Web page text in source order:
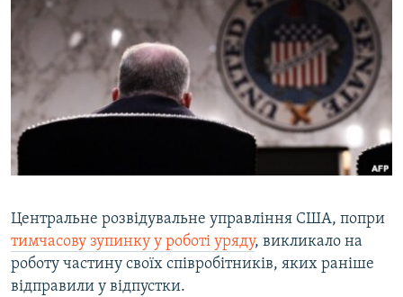
СВІТ
ПРИАЗОВ’Я
КИТАЙ.ВИКЛИКИ
МУЛЬТИМЕДІА
ФОТО
СПЕЦПРОЄКТИ
ПОДКАСТИ
КРИМ РЕАЛІЇ
РУС
УКР
Центральне розвідувальне управління США, попри
тимчасову зупинку у роботі уряду, викликало на
роботу частину своїх співробітників, яких раніше
відправили у відпустки.